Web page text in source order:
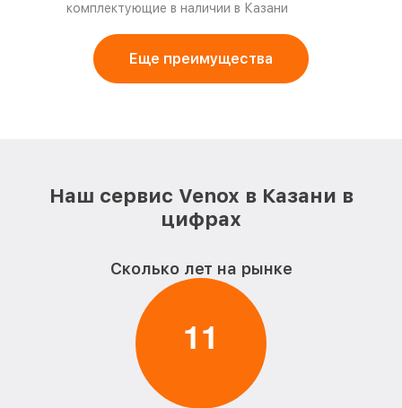
комплектующие в наличии в Казани
Еще преимущества
Наш сервис Venox в Казани в
цифрах
Сколько лет на рынке
11